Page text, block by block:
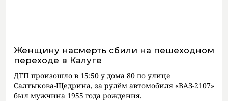
Женщину насмерть сбили на пешеходном
переходе в Калуге
ДТП произошло в 15:50 у дома 80 по улице
Салтыкова-Щедрина, за рулём автомобиля «ВАЗ-2107»
был мужчина 1955 года рождения.